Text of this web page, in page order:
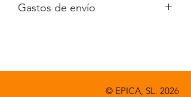
Gastos de envío
© EPICA, SL. 2026